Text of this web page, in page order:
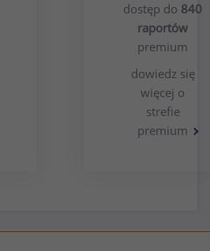
dostęp do 840
raportów
premium
dowiedz się
więcej o
strefie
premium